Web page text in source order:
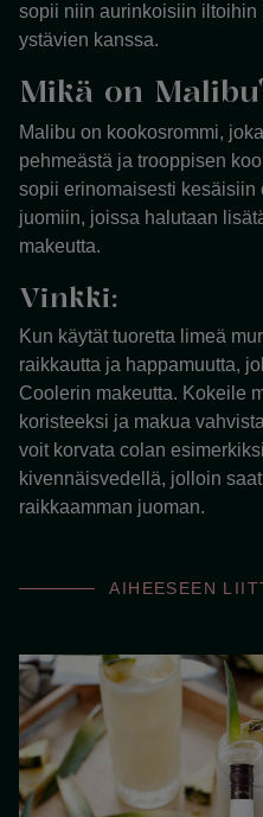
sopii niin aurinkoisiin
ystävien kanssa.
Mikä on
Malibu on kookosrommi,
pehmeästä ja trooppisen
sopii erinomaisesti
juomiin, joissa halutaan
makeutta.
Vinkki:
Kun käytät tuoretta limeä
raikkautta ja happamuutta,
Coolerin makeutta. Kokeile
koristeeksi ja makua
voit korvata colan
kivennäisvedellä, jolloin
raikkaamman juoman.
AIHEESEEN